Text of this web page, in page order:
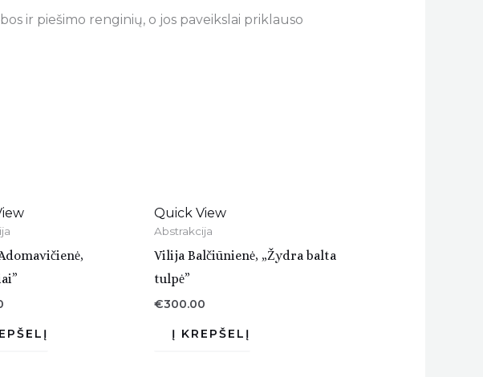
ir piešimo renginių, o jos paveikslai priklauso
Quick View
Abstrakcija
Vilija Balčiūnienė, „Žydra balta
tulpė”
€300.00